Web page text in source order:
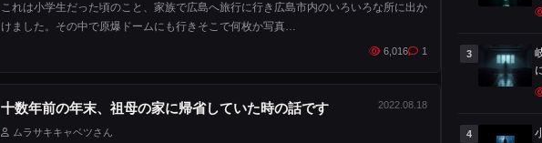
これは小学生だった頃のこと、家族で広島へ旅行に行き広島市内のいろいろな所に出か
けました。その中で原爆ドームにも行きそこで何枚か写真…
6,016 1
十数年前の年末、祖母の家に帰省していた時の話です 2022.08.18
ムラサキキャベツさん
3
4